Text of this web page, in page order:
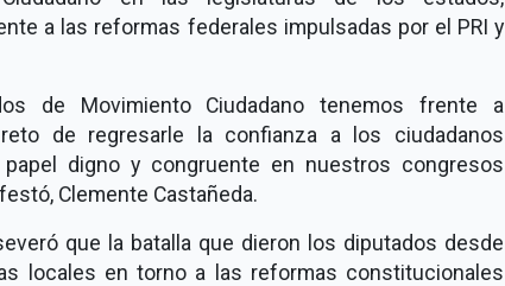
a las reformas federales impulsadas por el PRI y
de Movimiento Ciudadano tenemos frente a
de regresarle la confianza a los ciudadanos
papel digno y congruente en nuestros congresos
Clemente Castañeda.
que la batalla que dieron los diputados desde
locales en torno a las reformas constitucionales